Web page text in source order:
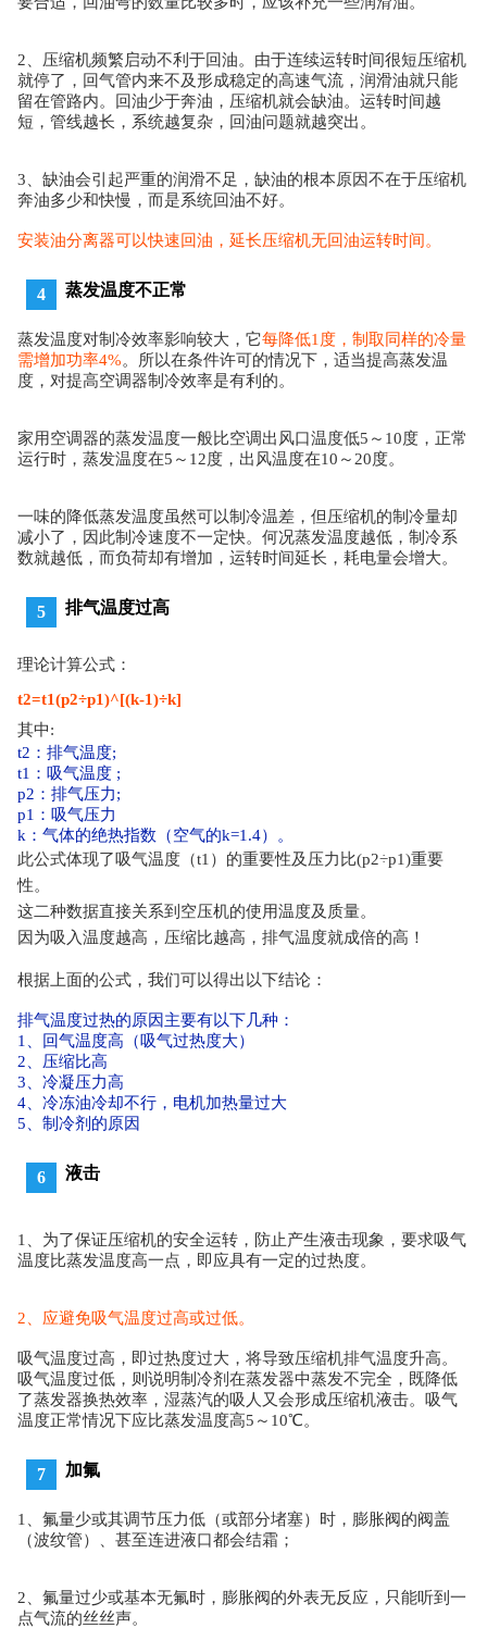
2、压缩机频繁启动不利于回油。 由于连续运转时间很短压缩机
就停了，回气管内来不及形成稳定的高速气流，润滑油就只能
留在管路内。
回油少于奔油，压缩机就会缺油。 运转时间越
短，管线越长，系统越复杂，回油问题就越突出。
3、缺油会引起严重的润滑不足，缺油的根本原因不在于压缩机
奔油多少和快慢，而是系统回油不好。
安装油分离器可以快速回油，延长压缩机无回油运转时间。
4 蒸发温度不正常
蒸发温度对制冷效率影响较大，它每降低1度，制取同样的冷量
需增加功率4%。所以在条件许可的情况下，适当提高蒸发温
度，对提高空调器制冷效率是有利的。
家用空调器的蒸发温度一般比空调出风口温度低5～10度，正常
运行时，蒸发温度在5～12度，出风温度在10～20度。
一味的降低蒸发温度虽然可以制冷温差，但压缩机的制冷量却
减小了，因此制冷速度不一定快。何况蒸发温度越低，制冷系
数就越低，而负荷却有增加，运转时间延长，耗电量会增大。
5 排气温度过高
理论计算公式：
t2=t1(p2÷p1)^[(k-1)÷k]
其中:
t2：排气温度;
t1：吸气温度 ;
p2：排气压力;
p1：吸气压力
k：气体的绝热指数（空气的k=1.4）。
此公式体现了吸气温度（t1）的重要性及压力比(p2÷p1)重要
性。
这二种数据直接关系到空压机的使用温度及质量。
因为吸入温度越高，压缩比越高，排气温度就成倍的高！
根据上面的公式，我们可以得出以下结论：
排气温度过热的原因主要有以下几种：
1、回气温度高（吸气过热度大）
2、压缩比高
3、冷凝压力高
4、冷冻油冷却不行，电机加热量过大
5、制冷剂的原因
6 液击
1、为了保证压缩机的安全运转，防止产生液击现象，要求吸气
温度比蒸发温度高一点，即应具有一定的过热度。
2、应避免吸气温度过高或过低。
吸气温度过高，即过热度过大，将导致压缩机排气温度升高。
吸气温度过低，则说明制冷剂在蒸发器中蒸发不完全，既降低
了蒸发器换热效率，湿蒸汽的吸人又会形成压缩机液击。吸气
温度正常情况下应比蒸发温度高5～10℃。
7 加氟
1、氟量少或其调节压力低（或部分堵塞）时，膨胀阀的阀盖
（波纹管）、甚至连进液口都会结霜；
2、氟量过少或基本无氟时，膨胀阀的外表无反应，只能听到一
点气流的丝丝声。